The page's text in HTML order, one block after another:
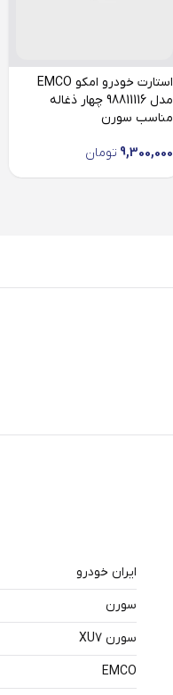
استارت خودرو امکو EMCO
مدل 98811116 چهار ذغاله
مناسب سورن
9,300,000 تومان
ایران خودرو
سورن
سورن XU7
EMCO